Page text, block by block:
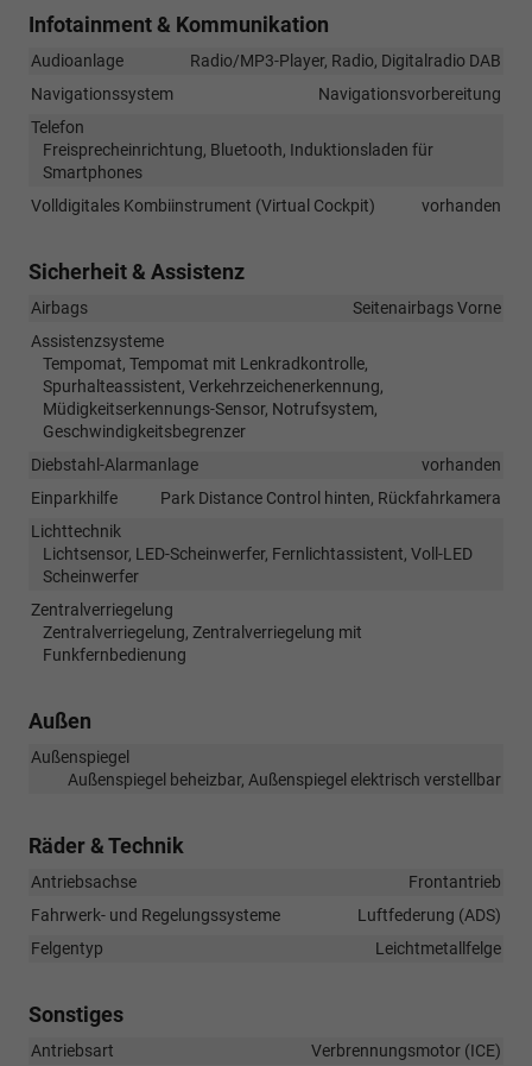
Infotainment & Kommunikation
Audioanlage
Radio/MP3-Player, Radio, Digitalradio DAB
Navigationssystem
Navigationsvorbereitung
Telefon
Freisprecheinrichtung, Bluetooth, Induktionsladen für
Smartphones
Volldigitales Kombiinstrument (Virtual Cockpit)
vorhanden
Sicherheit & Assistenz
Airbags
Seitenairbags Vorne
Assistenzsysteme
Tempomat, Tempomat mit Lenkradkontrolle,
Spurhalteassistent, Verkehrzeichenerkennung,
Müdigkeitserkennungs-Sensor, Notrufsystem,
Geschwindigkeitsbegrenzer
Diebstahl-Alarmanlage
vorhanden
Einparkhilfe
Park Distance Control hinten, Rückfahrkamera
Lichttechnik
Lichtsensor, LED-Scheinwerfer, Fernlichtassistent, Voll-LED
Scheinwerfer
Zentralverriegelung
Zentralverriegelung, Zentralverriegelung mit
Funkfernbedienung
Außen
Außenspiegel
Außenspiegel beheizbar, Außenspiegel elektrisch verstellbar
Räder & Technik
Antriebsachse
Frontantrieb
Fahrwerk- und Regelungssysteme
Luftfederung (ADS)
Felgentyp
Leichtmetallfelge
Sonstiges
Antriebsart
Verbrennungsmotor (ICE)